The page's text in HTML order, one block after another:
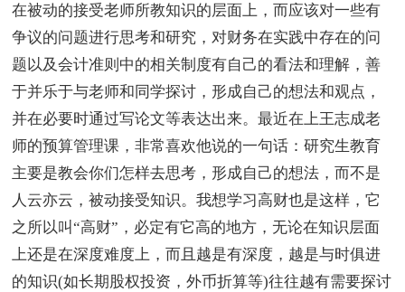
在被动的接受老师所教知识的层面上，而应该对一些有
争议的问题进行思考和研究，对财务在实践中存在的问
题以及会计准则中的相关制度有自己的看法和理解，善
于并乐于与老师和同学探讨，形成自己的想法和观点，
并在必要时通过写论文等表达出来。最近在上王志成老
师的预算管理课，非常喜欢他说的一句话：研究生教育
主要是教会你们怎样去思考，形成自己的想法，而不是
人云亦云，被动接受知识。我想学习高财也是这样，它
之所以叫“高财”，必定有它高的地方，无论在知识层面
上还是在深度难度上，而且越是有深度，越是与时俱进
的知识(如长期股权投资，外币折算等)往往越有需要探讨